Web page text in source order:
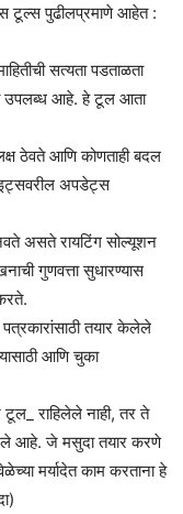
टूल्स पुढीलप्रमाणे आहेत :
सत्यता पडताळता
उपलब्ध आहे. हे टूल आता
ठेवते आणि कोणताही बदल
अपडेट्स
असते रायटिंग सोल्यूशन
गुणवत्ता सुधारण्यास
तयार केलेले
आणि चुका
राहिलेले नाही, तर ते
आहे. जे मसुदा तयार करणे
मर्यादेत काम करताना हे